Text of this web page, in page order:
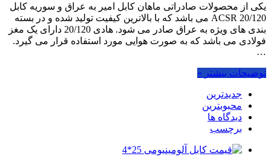
یکی از محصولات صادراتی ماهان کابل امیر به عراق و سوریه کابل
20/120 ACSR می باشد که با بالاترین کیفیت تولید شده و در بسته
بندی های ویژه به عراق صادر می شود. هادی 20/120 دارای یک مغز
فولادی می باشد که به صورت هوایی مورد استفاده قرار می گیرد.
…
توضیحات بیشتر »
جدیدترین
محبوبترین
دیدگاه ها
برچسب